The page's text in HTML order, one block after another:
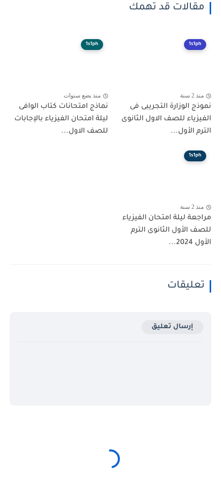
مقالات قد تهمك
1s1ph
منذ 2 سنة
نموذج الوزارة التجريبى فى
الفيزياء للصف الاول الثانوى
الترم الأول...
1s1ph
منذ بضع سنوات
نماذج امتحانات كتاب الوافى
ليلة امتحان الفيزياء بالإجابات
للصف الاول...
1s1ph
منذ 2 سنة
مراجعة ليلة امتحان الفيزياء
للصف الأول الثانوى الترم
الأول 2024...
تعليقات
إرسال تعليق